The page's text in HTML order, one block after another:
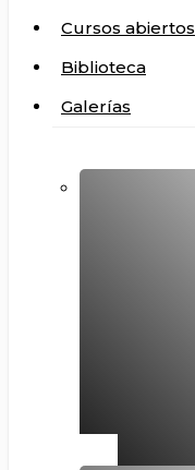
Cursos abiertos
Biblioteca
Galerías